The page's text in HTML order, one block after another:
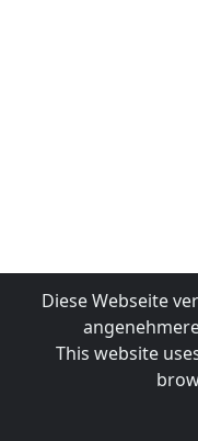
Diese Webseite
This website